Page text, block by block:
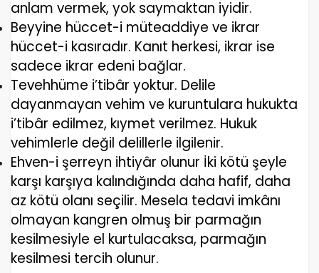
anlam vermek, yok saymaktan iyidir.
Beyyine hüccet-i müteaddiye ve ikrar
hüccet-i kasıradır. Kanıt herkesi, ikrar ise
sadece ikrar edeni bağlar.
Tevehhüme i’tibâr yoktur. Delile
dayanmayan vehim ve kuruntulara hukukta
i’tibâr edilmez, kıymet verilmez. Hukuk
vehimlerle değil delillerle ilgilenir.
Ehven-i şerreyn ihtiyâr olunur İki kötü şeyle
karşı karşıya kalındığında daha hafif, daha
az kötü olanı seçilir. Mesela tedavi imkânı
olmayan kangren olmuş bir parmağın
kesilmesiyle el kurtulacaksa, parmağın
kesilmesi tercih olunur.